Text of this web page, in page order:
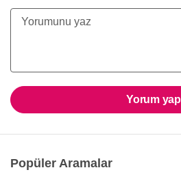
Yorum yap
Popüler Aramalar